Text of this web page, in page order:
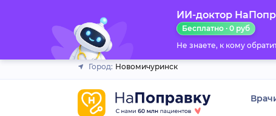
ИИ-доктор
Бесплатно · 0 руб
Не знаете, к кому
Город: Новомичуринск